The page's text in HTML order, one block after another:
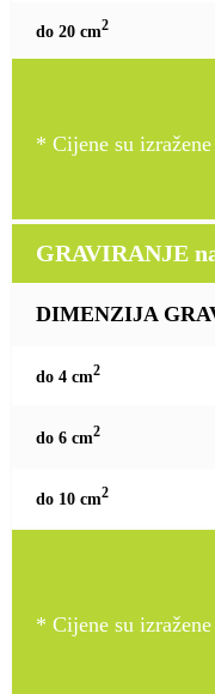
do 20 cm2
* Cijene su
GRAVIRANJE
DIMENZIJA
do 4 cm2
do 6 cm2
do 10 cm2
* Cijene su